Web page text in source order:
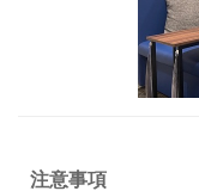
注意事項